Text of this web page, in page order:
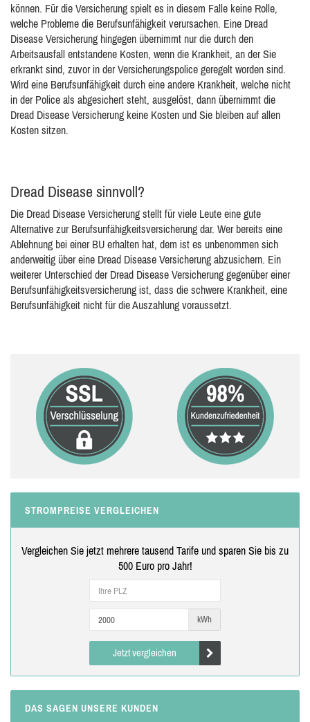
können. Für die Versicherung spielt es in diesem Falle keine Rolle,
welche Probleme die Berufsunfähigkeit verursachen. Eine Dread
Disease Versicherung hingegen übernimmt nur die durch den
Arbeitsausfall entstandene Kosten, wenn die Krankheit, an der Sie
erkrankt sind, zuvor in der Versicherungspolice geregelt worden sind.
Wird eine Berufsunfähigkeit durch eine andere Krankheit, welche nicht
in der Police als abgesichert steht, ausgelöst, dann übernimmt die
Dread Disease Versicherung keine Kosten und Sie bleiben auf allen
Kosten sitzen.
Dread Disease sinnvoll?
Die Dread Disease Versicherung stellt für viele Leute eine gute
Alternative zur Berufsunfähigkeitsversicherung dar. Wer bereits eine
Ablehnung bei einer BU erhalten hat, dem ist es unbenommen sich
anderweitig über eine Dread Disease Versicherung abzusichern. Ein
weiterer Unterschied der Dread Disease Versicherung gegenüber einer
Berufsunfähigkeitsversicherung ist, dass die schwere Krankheit, eine
Berufsunfähigkeit nicht für die Auszahlung voraussetzt.
STROMPREISE VERGLEICHEN
Vergleichen Sie jetzt mehrere tausend Tarife und sparen Sie bis zu
500 Euro pro Jahr!
kWh
Jetzt vergleichen
DAS SAGEN UNSERE KUNDEN